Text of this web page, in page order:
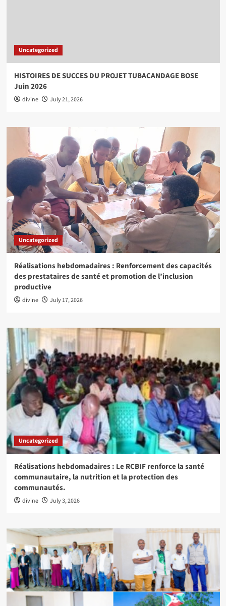
Uncategorized
HISTOIRES DE SUCCES DU PROJET TUBACANDAGE BOSE
Juin 2026
divine July 21, 2026
Uncategorized
Réalisations hebdomadaires : Renforcement des capacités
des prestataires de santé et promotion de l’inclusion
productive
divine July 17, 2026
Uncategorized
Réalisations hebdomadaires : Le RCBIF renforce la santé
communautaire, la nutrition et la protection des
communautés.
divine July 3, 2026